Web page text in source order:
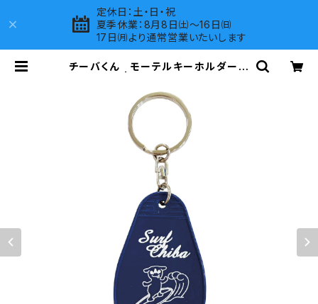
定休日：土・日・祝
夏季休業：8月8日㈯～16日㈰
17日㈪より通常営業いたいします
チーバくん モーテルキーホルダー
HOP